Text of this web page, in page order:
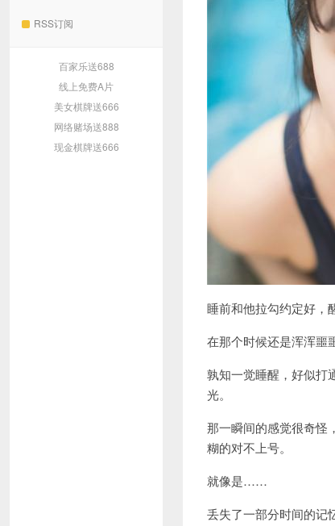
RSS订阅
百家乐送688
线上免费A片
美女棋牌送666
网络赌场送888
现金棋牌送666
睡前和他拉勾约定好，
在那个时候还是浑浑噩
孰知一觉睡醒，好似打
光。
那一瞬间的感觉很奇怪
糊的对不上号。
就像是……
丢失了一部分时间的记忆